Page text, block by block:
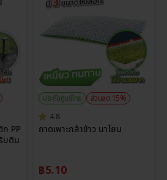
PP
บดิน
ประกันศูนย์ไทย
ส่วนลด 15%
4.8
ถาดเพาะกล้าข้าว นาโยน
฿5.10